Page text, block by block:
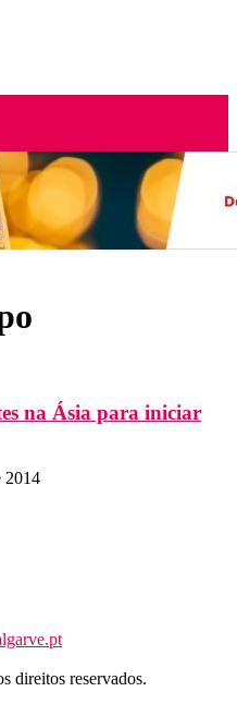
na Ásia para iniciar
2014
direitos reservados.